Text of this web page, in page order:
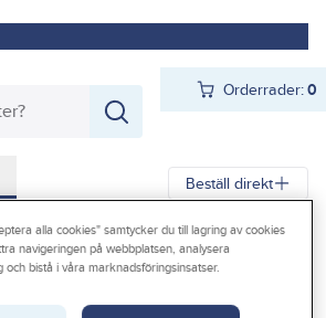
Orderrader:0
Beställ direkt
Ventilation
Ventilationssystem
alla cookies" samtycker du till lagring av cookies
navigeringen på webbplatsen, analysera
och bistå i våra marknadsföringsinsatser.